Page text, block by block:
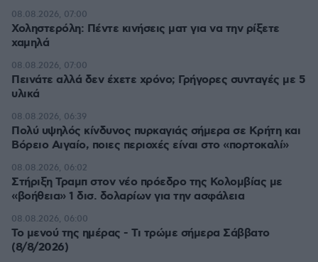
Χοληστερόλη: Πέντε κινήσεις ματ για να την ρίξετε
χαμηλά
08.08.2026, 07:00
Πεινάτε αλλά δεν έχετε χρόνο; Γρήγορες συνταγές με 5
υλικά
08.08.2026, 07:00
Πολύ υψηλός κίνδυνος πυρκαγιάς σήμερα σε Κρήτη και
Βόρειο Αιγαίο, ποιες περιοχές είναι στο «πορτοκαλί»
08.08.2026, 06:39
Στήριξη Τραμπ στον νέο πρόεδρο της Κολομβίας με
«βοήθεια» 1 δισ. δολαρίων για την ασφάλεια
08.08.2026, 06:02
Το μενού της ημέρας - Τι τρώμε σήμερα Σάββατο
(8/8/2026)
08.08.2026, 06:00